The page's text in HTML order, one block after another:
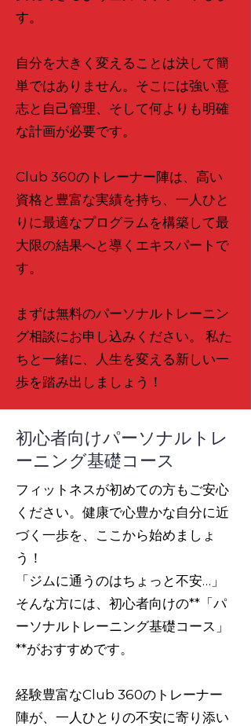
す。
自分を大きく変えることは決して簡
単ではありません。そこには強い意
志と自己管理、そして何よりも明確
な計画が必要です。
Club 360のトレーナー陣は、高い
資格と豊富な実績を持ち、一人ひと
りに最適なプログラムを構築して最
大限の結果へと導くエキスパートで
す。
まずは無料のパーソナルトレーニン
グ相談にお申し込みください。 私た
ちと一緒に、人生を変える新しい一
歩を踏み出しましょう！
初心者向けパーソナルトレ
ーニング基礎コース
フィットネスが初めての方もご安心
ください。健康で心豊かな自分に近
づく一歩を、ここから始めましょ
う！
「ジムに通うのはちょっと不安…」
そんな方には、初心者向けの**「パ
ーソナルトレーニング基礎コース」
**がおすすめです。
経験豊富なClub 360のトレーナー
陣が、一人ひとりの不安に寄り添い